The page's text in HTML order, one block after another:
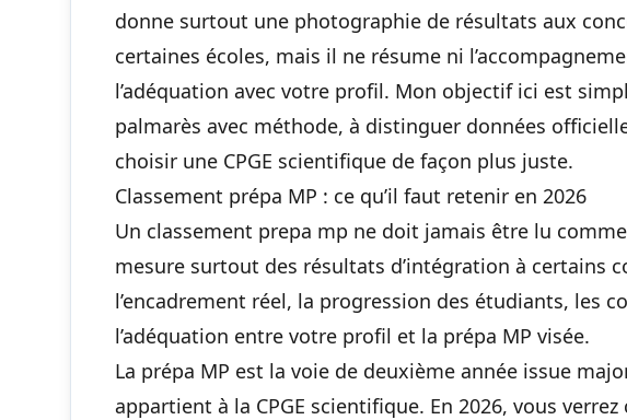
donne surtout une photographie de résultats aux
certaines écoles, mais il ne résume ni
l’adéquation avec votre profil. Mon objectif ici est
palmarès avec méthode, à distinguer données
choisir une CPGE scientifique de façon plus juste.
Classement prépa MP : ce qu’il faut retenir en 2026
Un classement prepa mp ne doit jamais être lu
mesure surtout des résultats d’intégration à certains
l’encadrement réel, la progression des étudiants, les
l’adéquation entre votre profil et la prépa MP visée.
La prépa MP est la voie de deuxième année issue
appartient à la CPGE scientifique. En 2026, vous